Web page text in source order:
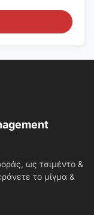
ως τσιμέντο &
το μίγμα &